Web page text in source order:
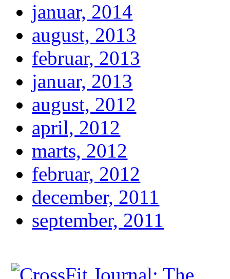
januar, 2014
august, 2013
februar, 2013
januar, 2013
august, 2012
april, 2012
marts, 2012
februar, 2012
december, 2011
september, 2011